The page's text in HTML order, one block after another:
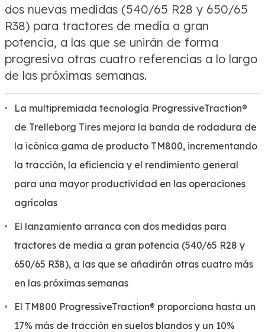
dos nuevas medidas (540/65 R28 y 650/65
R38) para tractores de media a gran
potencia, a las que se unirán de forma
progresiva otras cuatro referencias a lo largo
de las próximas semanas.
La multipremiada tecnología ProgressiveTraction®
de Trelleborg Tires mejora la banda de rodadura de
la icónica gama de producto TM800, incrementando
la tracción, la eficiencia y el rendimiento general
para una mayor productividad en las operaciones
agrícolas
El lanzamiento arranca con dos medidas para
tractores de media a gran potencia (540/65 R28 y
650/65 R38), a las que se añadirán otras cuatro más
en las próximas semanas
El TM800 ProgressiveTraction® proporciona hasta un
17% más de tracción en suelos blandos y un 10%